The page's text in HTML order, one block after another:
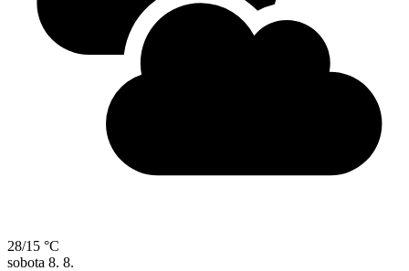
28/15 °C
sobota 8. 8.